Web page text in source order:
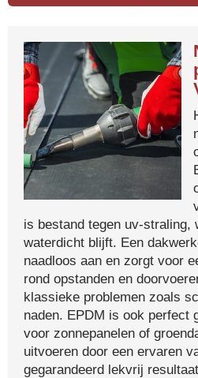
is bestand tegen uv-straling,
waterdicht blijft. Een
naadloos aan en zorgt voor
rond opstanden en
klassieke problemen zoals
naden. EPDM is ook perfect
voor zonnepanelen of
uitvoeren door een ervaren
gegarandeerd lekvrij